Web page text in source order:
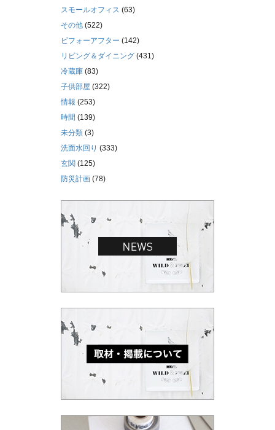
スモールオフィス (63)
その他 (522)
ビフォーアフター (142)
リビング＆ダイニング (431)
冷蔵庫 (83)
子供部屋 (322)
情報 (253)
時間 (139)
未分類 (3)
洗面水回り (333)
玄関 (125)
防災計画 (78)